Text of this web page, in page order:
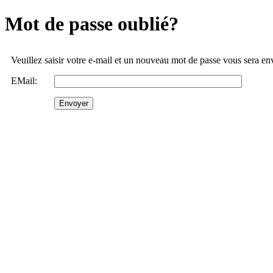
Mot de passe oublié?
Veuillez saisir votre e-mail et un nouveau mot de passe vous sera
EMail: